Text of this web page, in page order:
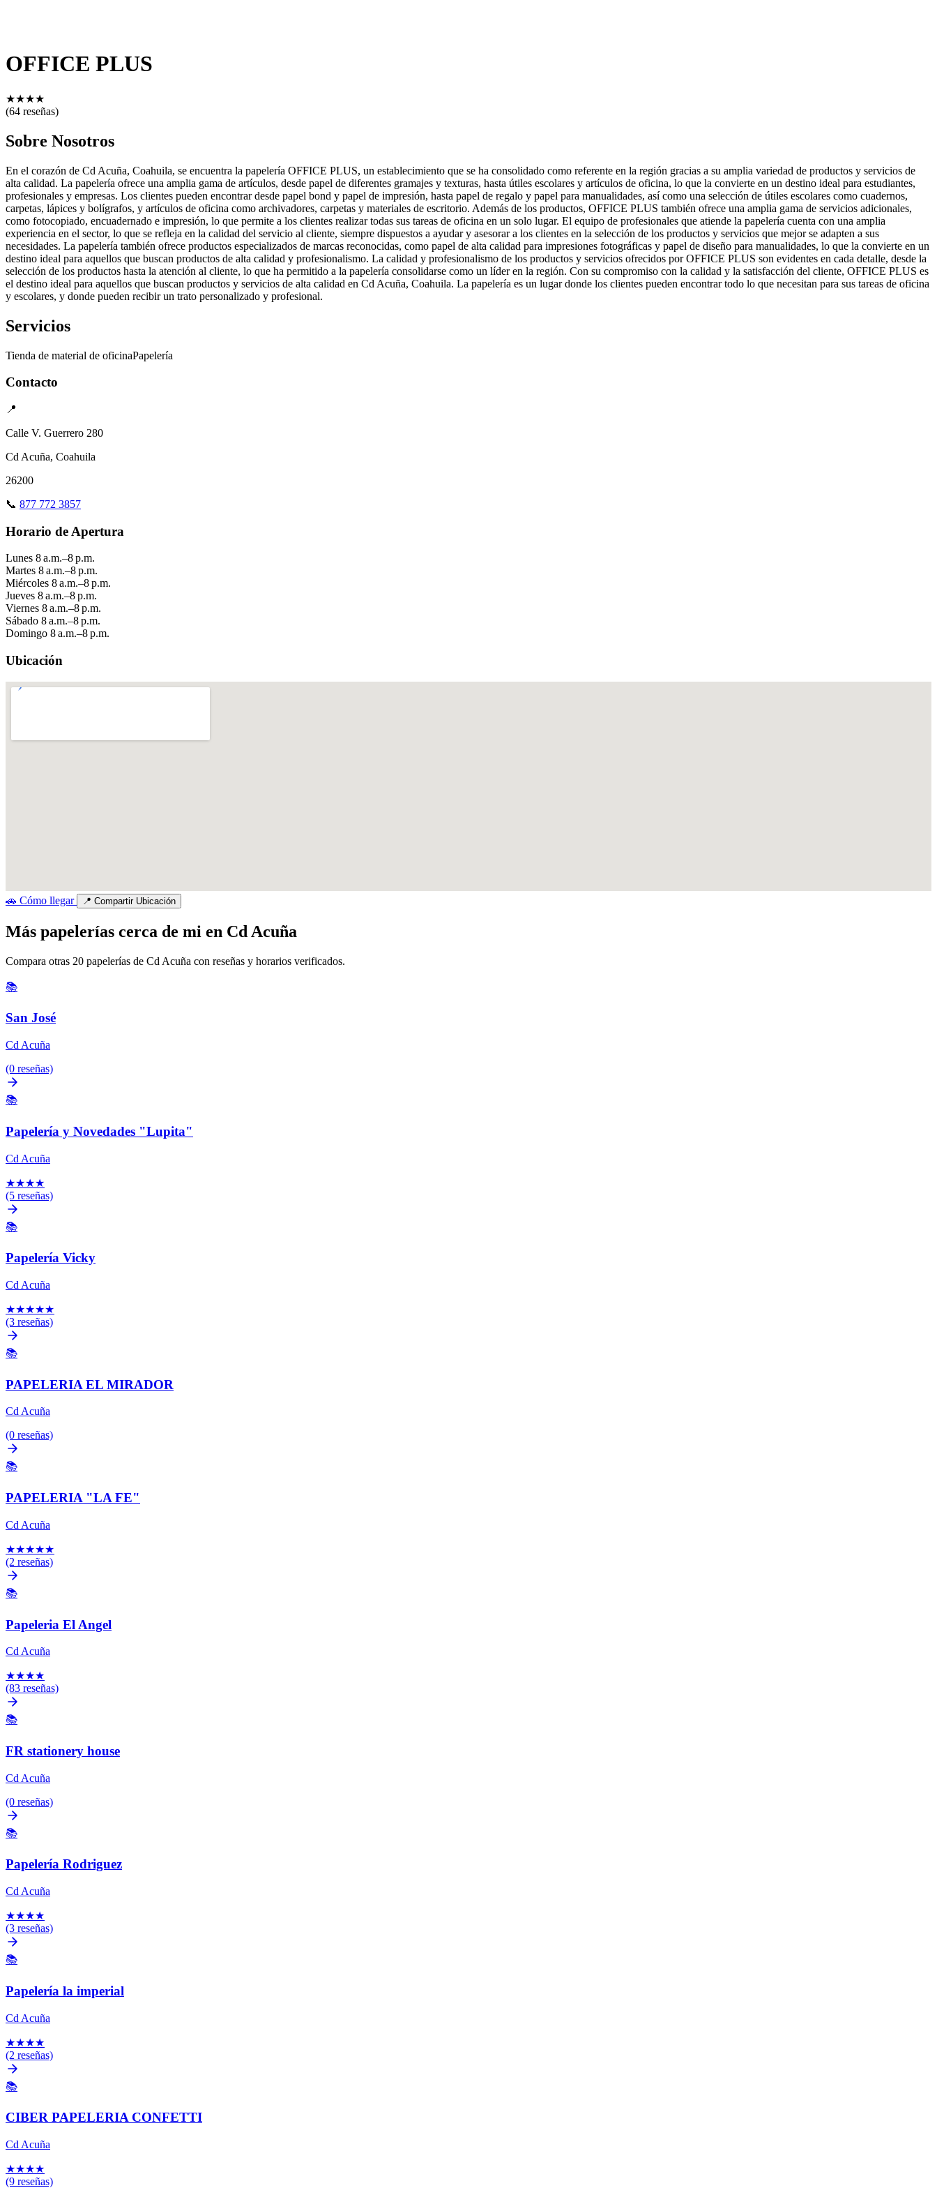
OFFICE PLUS
★★★★
(64 reseñas)
Sobre Nosotros
En el corazón de Cd Acuña, Coahuila, se encuentra la papelería OFFICE PLUS, un establecimiento que se ha consolidado como referente en la región gracias a su amplia variedad de productos y servicios de
alta calidad. La papelería ofrece una amplia gama de artículos, desde papel de diferentes gramajes y texturas, hasta útiles escolares y artículos de oficina, lo que la convierte en un destino ideal para estudiantes,
profesionales y empresas. Los clientes pueden encontrar desde papel bond y papel de impresión, hasta papel de regalo y papel para manualidades, así como una selección de útiles escolares como cuadernos,
carpetas, lápices y bolígrafos, y artículos de oficina como archivadores, carpetas y materiales de escritorio. Además de los productos, OFFICE PLUS también ofrece una amplia gama de servicios adicionales,
como fotocopiado, encuadernado e impresión, lo que permite a los clientes realizar todas sus tareas de oficina en un solo lugar. El equipo de profesionales que atiende la papelería cuenta con una amplia
experiencia en el sector, lo que se refleja en la calidad del servicio al cliente, siempre dispuestos a ayudar y asesorar a los clientes en la selección de los productos y servicios que mejor se adapten a sus
necesidades. La papelería también ofrece productos especializados de marcas reconocidas, como papel de alta calidad para impresiones fotográficas y papel de diseño para manualidades, lo que la convierte en un
destino ideal para aquellos que buscan productos de alta calidad y profesionalismo. La calidad y profesionalismo de los productos y servicios ofrecidos por OFFICE PLUS son evidentes en cada detalle, desde la
selección de los productos hasta la atención al cliente, lo que ha permitido a la papelería consolidarse como un líder en la región. Con su compromiso con la calidad y la satisfacción del cliente, OFFICE PLUS es
el destino ideal para aquellos que buscan productos y servicios de alta calidad en Cd Acuña, Coahuila. La papelería es un lugar donde los clientes pueden encontrar todo lo que necesitan para sus tareas de oficina
y escolares, y donde pueden recibir un trato personalizado y profesional.
Servicios
Tienda de material de oficinaPapelería
Contacto
📍
Calle V. Guerrero 280
Cd Acuña, Coahuila
26200
📞 877 772 3857
Horario de Apertura
Lunes 8 a.m.–8 p.m.
Martes 8 a.m.–8 p.m.
Miércoles 8 a.m.–8 p.m.
Jueves 8 a.m.–8 p.m.
Viernes 8 a.m.–8 p.m.
Sábado 8 a.m.–8 p.m.
Domingo 8 a.m.–8 p.m.
Ubicación
🚗 Cómo llegar 📍 Compartir Ubicación
Más papelerías cerca de mi en Cd Acuña
Compara otras 20 papelerías de Cd Acuña con reseñas y horarios verificados.
📚
San José
Cd Acuña
(0 reseñas)
📚
Papelería y Novedades "Lupita"
Cd Acuña
★★★★
(5 reseñas)
📚
Papelería Vicky
Cd Acuña
★★★★★
(3 reseñas)
📚
PAPELERIA EL MIRADOR
Cd Acuña
(0 reseñas)
📚
PAPELERIA "LA FE"
Cd Acuña
★★★★★
(2 reseñas)
📚
Papeleria El Angel
Cd Acuña
★★★★
(83 reseñas)
📚
FR stationery house
Cd Acuña
(0 reseñas)
📚
Papelería Rodriguez
Cd Acuña
★★★★
(3 reseñas)
📚
Papelería la imperial
Cd Acuña
★★★★
(2 reseñas)
📚
CIBER PAPELERIA CONFETTI
Cd Acuña
★★★★
(9 reseñas)